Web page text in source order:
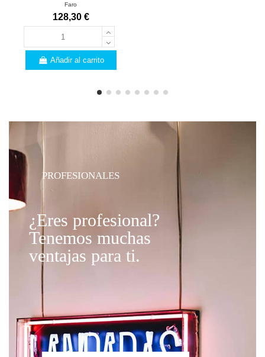
Faro
128,30 €
Añadir al carrito
PROFESIONALES
¿Eres profesional?
Tenemos muchas
ventajas para ti.